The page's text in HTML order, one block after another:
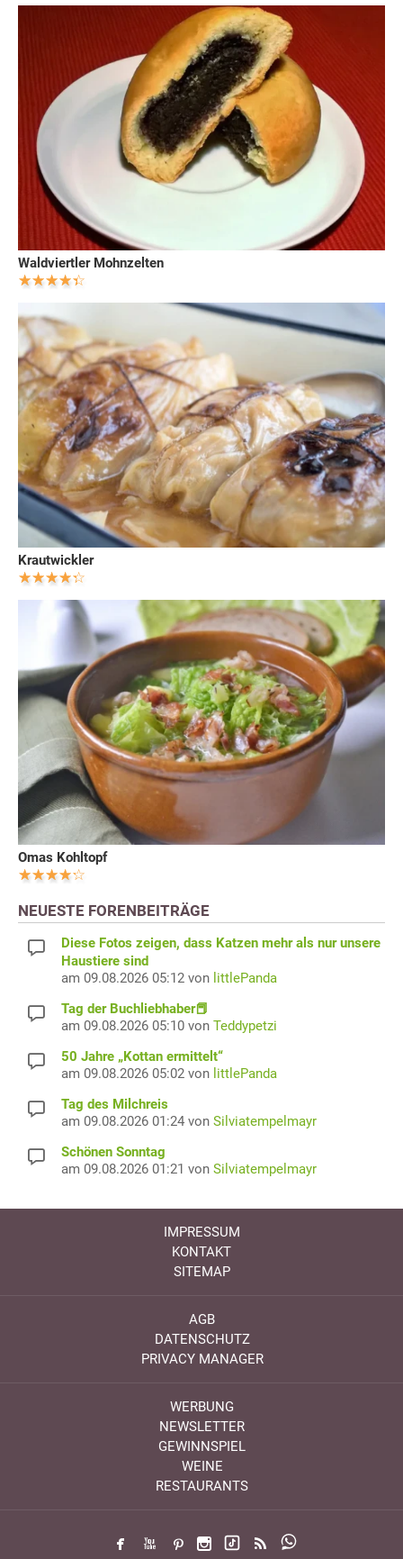
Waldviertler Mohnzelten
Krautwickler
Omas Kohltopf
NEUESTE FORENBEITRÄGE
Diese Fotos zeigen, dass Katzen mehr als nur unsere
Haustiere sind
am 09.08.2026 05:12 von littlePanda
Tag der Buchliebhaber📕
am 09.08.2026 05:10 von Teddypetzi
50 Jahre „Kottan ermittelt“
am 09.08.2026 05:02 von littlePanda
Tag des Milchreis
am 09.08.2026 01:24 von Silviatempelmayr
Schönen Sonntag
am 09.08.2026 01:21 von Silviatempelmayr
IMPRESSUM
KONTAKT
SITEMAP
AGB
DATENSCHUTZ
PRIVACY MANAGER
WERBUNG
NEWSLETTER
GEWINNSPIEL
WEINE
RESTAURANTS